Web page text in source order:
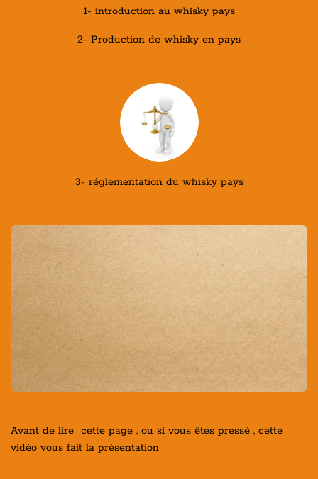
1- introduction au whisky pays
2- Production de whisky en pays
3- réglementation du whisky pays
Avant de lire cette page , ou si vous êtes pressé , cette
vidéo vous fait la présentation